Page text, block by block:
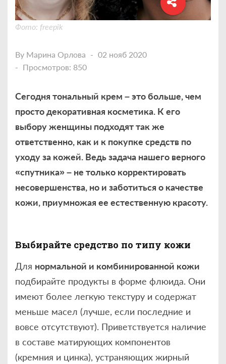
Фото: freepik
By Марина Орлова
02 нояб 2020
Просмотров: 850
Сегодня тональный крем – это больше, чем
просто декоративная косметика. К его
выбору женщины подходят так же
ответственно, как и к покупке средств по
уходу за кожей. Ведь задача нашего верного
«спутника» – не только корректировать
несовершенства, но и заботиться о качестве
кожи, приумножая ее естественную красоту.
Выбирайте средство по типу кожи
Для нормальной и комбинированной кожи
подбирайте продукты в форме флюида. Они
имеют более легкую текстуру и содержат
меньше масел (лучше, если последние и
вовсе отсутствуют). Приветствуется наличие
в составе матирующих компонентов
(кремния и цинка), устраняющих жирный